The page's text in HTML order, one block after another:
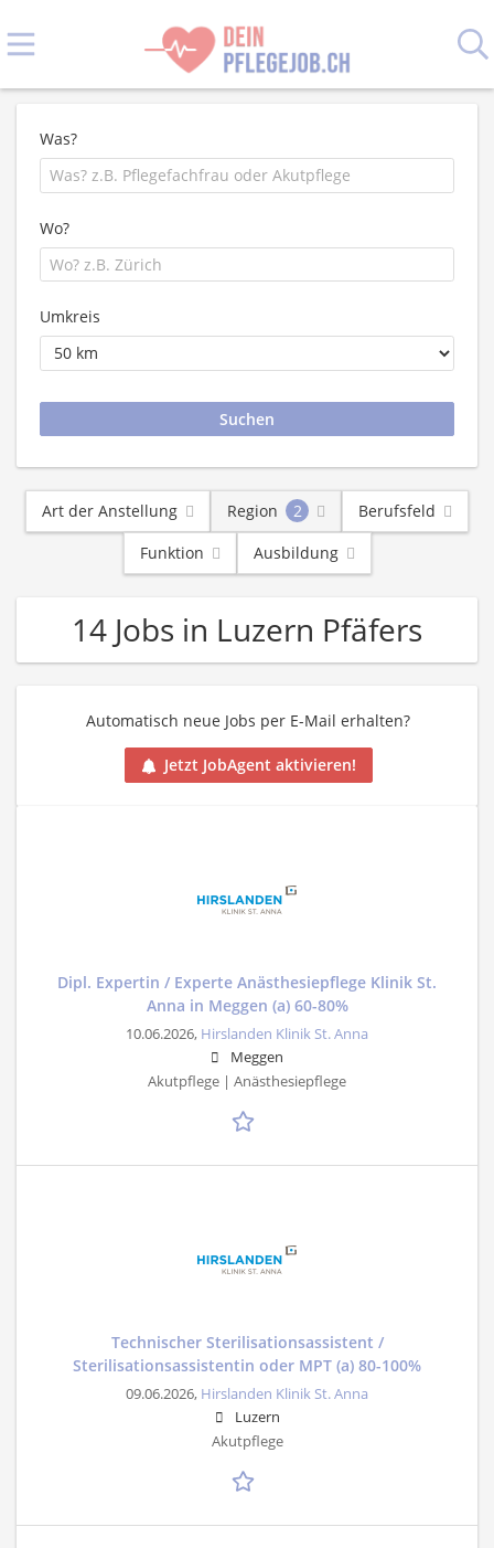
Was?
Wo?
Umkreis
Art der Anstellung Region 2
Berufsfeld
Funktion
Ausbildung
14 Jobs in Luzern Pfäfers
Automatisch neue Jobs per E-Mail erhalten?
Jetzt JobAgent aktivieren!
Dipl. Expertin / Experte Anästhesiepflege Klinik St.
Anna in Meggen (a) 60-80%
10.06.2026, Hirslanden Klinik St. Anna
Meggen
Akutpflege | Anästhesiepflege
Technischer Sterilisationsassistent /
Sterilisationsassistentin oder MPT (a) 80-100%
09.06.2026, Hirslanden Klinik St. Anna
Luzern
Akutpflege